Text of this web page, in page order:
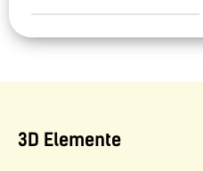
3D Elemente